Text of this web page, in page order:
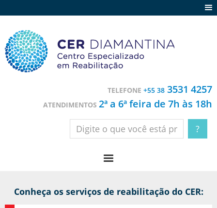
Contato
TELEFONE +55 38 3531 4257
ATENDIMENTOS 2ª a 6ª feira de 7h às 18h
Conheça os serviços de reabilitação do CER: